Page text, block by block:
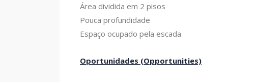
Área dividida em 2 pisos
Pouca profundidade
Espaço ocupado pela escada
Oportunidades (Opportunities)